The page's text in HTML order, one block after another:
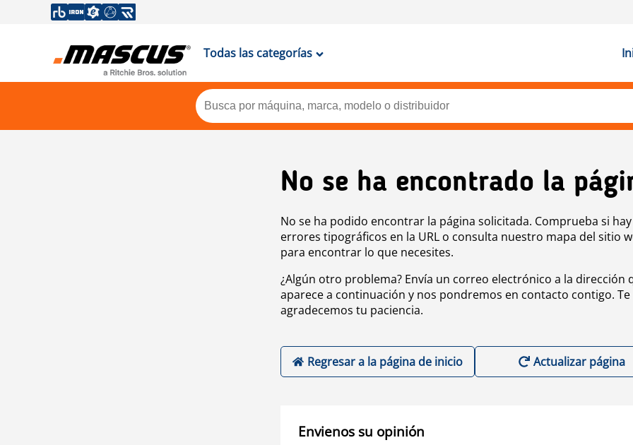
Todas las categorías
No se ha encontrado la
No se ha podido encontrar la página solicitada. Comprueba si hay
errores tipográficos en la URL o consulta nuestro mapa del sitio
para encontrar lo que necesites.
¿Algún otro problema? Envía un correo electrónico a la dirección
aparece a continuación y nos pondremos en contacto contigo. Te
agradecemos tu paciencia.
Regresar a la página de inicio Actualizar página
Envienos su opinión